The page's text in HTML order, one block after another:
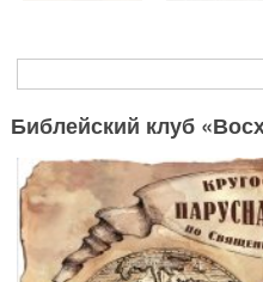
Форма поиска
Библейский клуб